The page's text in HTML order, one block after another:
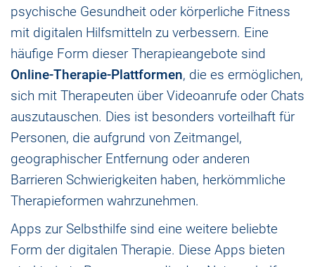
psychische Gesundheit oder körperliche Fitness
mit digitalen Hilfsmitteln zu verbessern. Eine
häufige Form dieser Therapieangebote sind
Online-Therapie-Plattformen, die es ermöglichen,
sich mit Therapeuten über Videoanrufe oder Chats
auszutauschen. Dies ist besonders vorteilhaft für
Personen, die aufgrund von Zeitmangel,
geographischer Entfernung oder anderen
Barrieren Schwierigkeiten haben, herkömmliche
Therapieformen wahrzunehmen.
Apps zur Selbsthilfe sind eine weitere beliebte
Form der digitalen Therapie. Diese Apps bieten